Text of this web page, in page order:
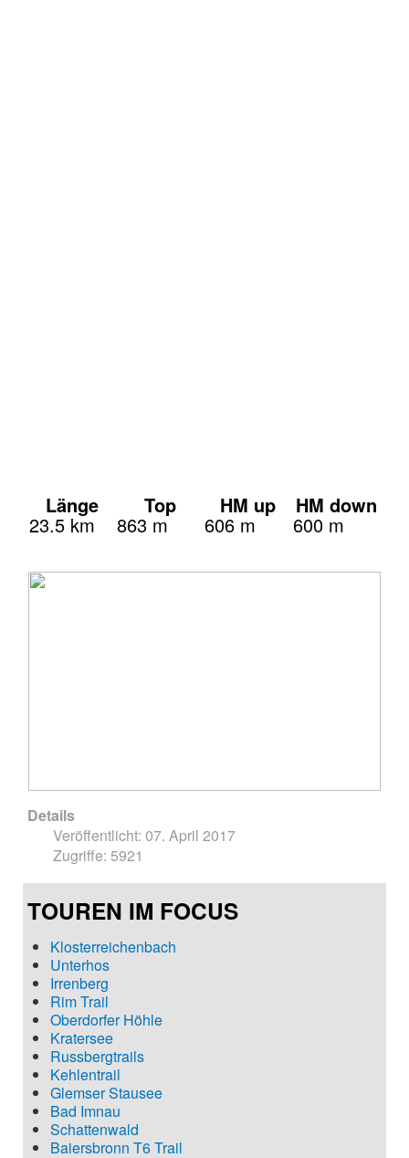
Länge Top HM up HM down
23.5 km 863 m 606 m 600 m
Details
Veröffentlicht: 07. April 2017
Zugriffe: 5921
TOUREN IM FOCUS
Klosterreichenbach
Unterhos
Irrenberg
Rim Trail
Oberdorfer Höhle
Kratersee
Russbergtrails
Kehlentrail
Glemser Stausee
Bad Imnau
Schattenwald
Baiersbronn T6 Trail